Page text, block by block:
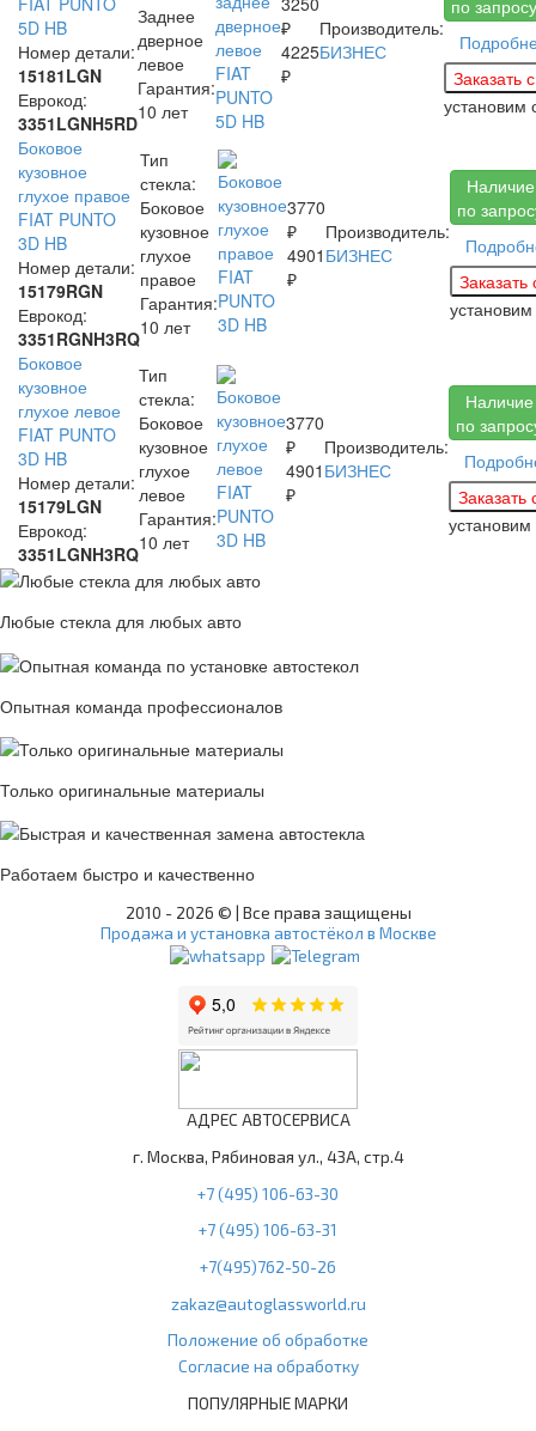
5D HB
Номер детали:
15181LGN
Еврокод:
3351LGNH5RD
Заднее
дверное
левое
Гарантия:
10 лет
₽
4225
₽
Производитель:
БИЗНЕС
по запросу
установим
Боковое
кузовное
глухое правое
FIAT PUNTO
3D HB
Номер детали:
15179RGN
Еврокод:
3351RGNH3RQ
Тип
стекла:
Боковое
кузовное
глухое
правое
Гарантия:
10 лет
3770
₽
4901
₽
Производитель:
БИЗНЕС
Наличие
по
установим
Боковое
кузовное
глухое левое
FIAT PUNTO
3D HB
Номер детали:
15179LGN
Еврокод:
3351LGNH3RQ
Тип
стекла:
Боковое
кузовное
глухое
левое
Гарантия:
10 лет
3770
₽
4901
₽
Производитель:
БИЗНЕС
Наличие
по
установим
Любые стекла для любых авто
Опытная команда профессионалов
Только оригинальные материалы
Работаем быстро и качественно
2010 - 2026 © | Все права защищены
Продажа и установка автостёкол в Москве
АДРЕС АВТОСЕРВИСА
г. Москва, Рябиновая ул., 43А, стр.4
+7 (495) 106-63-30
+7 (495) 106-63-31
+7(495)762-50-26
zakaz@autoglassworld.ru
Положение об обработке
Согласие на обработку
ПОПУЛЯРНЫЕ МАРКИ